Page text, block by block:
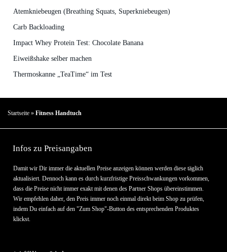
Atemkniebeugen (Breathing Squats, Superkniebeugen)
Carb Backloading
Impact Whey Protein Test: Chocolate Banana
Eiweißshake selber machen
Thermoskanne „TeaTime“ im Test
Startseite » Fitness Handtuch
Infos zu Preisangaben
Damit wir Dir immer die aktuellen Preise anzeigen können werden diese täglich
aktualisiert. Dennoch kann es durch kurzfristige Preisschwankungen vorkommen,
dass die Preise nicht immer exakt mit denen des Partner Shops übereinstimmen.
Wir empfehlen daher, den Preis immer noch einmal direkt beim Shop zu prüfen,
indem Du einfach auf den "Zum Shop"-Button des entsprechenden Produktes
klickst.